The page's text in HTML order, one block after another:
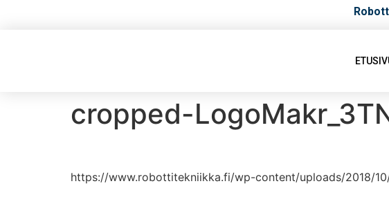
cropped-
https://www.robottitekniikka.fi/wp-content/uploads/2018/